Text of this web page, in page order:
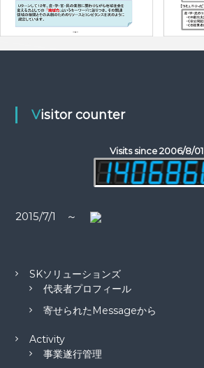
Visitor counter
Visits since 2006/8/01
2015/7/1 ～
SKソリューションズ
代表者プロフィール
寄せられたMessageから
Activity
事業遂行管理